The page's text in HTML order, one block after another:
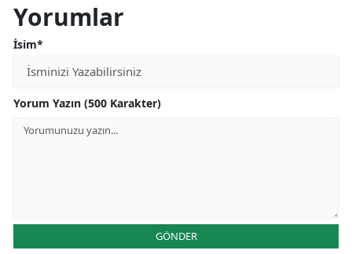
Yorumlar
İsim*
Yorum Yazın (500 Karakter)
GÖNDER